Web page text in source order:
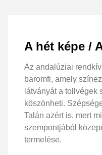
A hét képe /
Az andalúziai
baromfi, amely
látványát a tollvégek
köszönheti.
Talán azért is, mert
szempontjából
termelése.